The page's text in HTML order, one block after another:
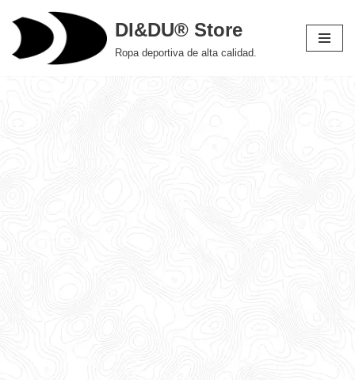
Saltar
al
DI&DU® Store
Ropa deportiva de alta calidad.